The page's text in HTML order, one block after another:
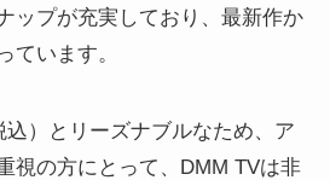
ップが充実しており、最新作か
ています。
込）とリーズナブルなため、ア
視の方にとって、DMM TVは非